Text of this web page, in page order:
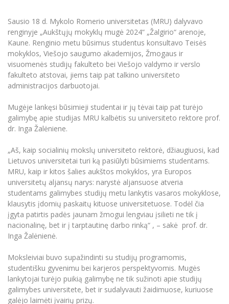
MRU pop vokalinis ansamblis (vadovas Artūras
Novikas)
MRU merginų choras
Studijų organizavimas
Kitos galimybės
Azijos centras
Vilniaus Karaliaus Sedžiongo institutas
Frankofoniškų šalių studijų centras
Žmogaus, aplinkos ir technologijų (HET)
Doktorantūra
Projektai
Mokymų LAB
Kasmetiniai mokslo renginiai
Akademinė etika
Darbas MRU
Universiteto simbolika
Naujienos
Studentams
Studentams
Darbuotojams
Partnerystės
Vilniaus Karaliaus Sedžiongo institutas
Frankofoniškų šalių studijų centras
Darbuotojams
Partnerystės
Azijos centras
Frankofoniškų šalių studijų centras
Darnus vystymasis
Privatumo politika
Negalia ir individualieji poreikiai
Viešai skelbiama informacija
Civilinė sauga
Korupcijos prevencija
Sūduvos akademija
Tinklalaidės
Bakalauro studijos
Magistrantūros studijos
Vadovų MBA
Švietimo ir kultūros vadovų MPA
Teisės LL.M.
Papildomosios studijos
Pedagogų rengimas
Doktorantūros studijos
Profesinės bakalauro studijos
Personalo valdymo centras
Privačių interesų deklaravimas
Informacija naujiems darbuotojams
Studijų Moodle (studijų vykdymui)
Darbuotojų Moodle (kompetencijų tobulinimui)
Studijų tvarkaraštis
Daugiafaktorinė autentifikacija universiteto
darbuotojams (MFA)
Mokslininkų profiliai "CRIS"
Sausio 18 d. Mykolo Romerio universitetas (MRU) dalyvavo
renginyje „Aukštųjų mokyklų mugė 2024“ „Žalgirio“ arenoje,
Kaune. Renginio metu būsimus studentus konsultavo Teisės
mokyklos, Viešojo saugumo akademijos, Žmogaus ir
visuomenės studijų fakulteto bei Viešojo valdymo ir verslo
fakulteto atstovai, jiems taip pat talkino universiteto
administracijos darbuotojai.
Mugėje lankęsi būsimieji studentai ir jų tėvai taip pat turėjo
galimybę apie studijas MRU kalbėtis su universiteto rektore prof.
dr. Inga Žalėniene.
„Aš, kaip socialinių mokslų universiteto rektorė, džiaugiuosi, kad
Lietuvos universitetai turi ką pasiūlyti būsimiems studentams.
MRU, kaip ir kitos šalies aukštos mokyklos, yra Europos
universitetų aljansų narys: narystė aljansuose atveria
studentams galimybes studijų metu lankytis vasaros mokyklose,
klausytis įdomių paskaitų kituose universitetuose. Todėl čia
įgyta patirtis padės jaunam žmogui lengviau įsilieti ne tik į
nacionalinę, bet ir į tarptautinę darbo rinką“ , – sakė prof. dr.
Inga Žalėnienė.
Moksleiviai buvo supažindinti su studijų programomis,
studentišku gyvenimu bei karjeros perspektyvomis. Mugės
lankytojai turėjo puikią galimybę ne tik sužinoti apie studijų
galimybes universitete, bet ir sudalyvauti žaidimuose, kuriuose
galėjo laimėti įvairių prizų.